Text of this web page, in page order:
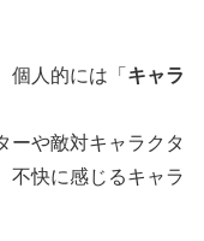
個人的には「 キャラ
ーや敵対キャラクタ
不快に感じるキャラ